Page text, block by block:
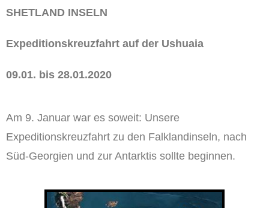
SHETLAND INSELN
Expeditionskreuzfahrt auf der Ushuaia
09.01. bis 28.01.2020
Am 9. Januar war es soweit: Unsere
Expeditionskreuzfahrt zu den Falklandinseln, nach
Süd-Georgien und zur Antarktis sollte beginnen.